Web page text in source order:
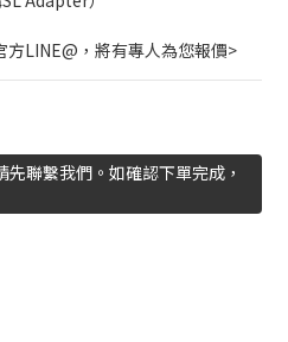
LINE@，將有專人為您報價>
聯繫我們。如確認下單完成，